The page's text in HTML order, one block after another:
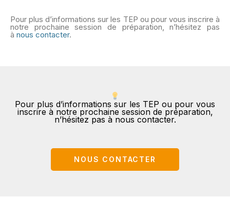
Pour plus d’informations sur les TEP ou pour vous inscrire à
notre prochaine session de préparation, n’hésitez pas
à nous contacter.
Pour plus d’informations sur les TEP ou pour vous
inscrire à notre prochaine session de préparation,
n’hésitez pas à nous contacter.​
NOUS CONTACTER